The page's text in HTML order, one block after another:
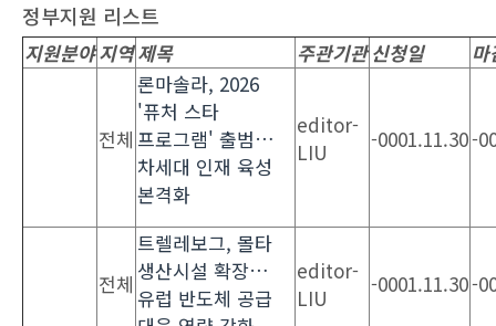
정부지원 리스트
지원분야지역제목 주관기관 신청일 마
전체
론마솔라, 2026
'퓨처 스타
프로그램' 출범…
차세대 인재 육성
본격화
editor-
LIU
-0001.11.30-
전체
트렐레보그, 몰타
생산시설 확장…
유럽 반도체 공급
editor-
LIU
-0001.11.30-